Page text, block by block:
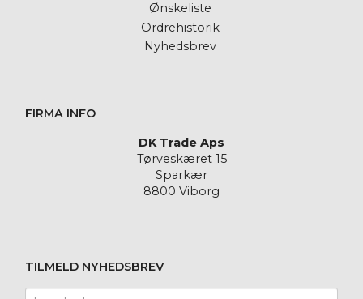
Ønskeliste
Ordrehistorik
Nyhedsbrev
FIRMA INFO
DK Trade Aps
Tørveskæret 15
Sparkær
8800 Viborg
TILMELD NYHEDSBREV